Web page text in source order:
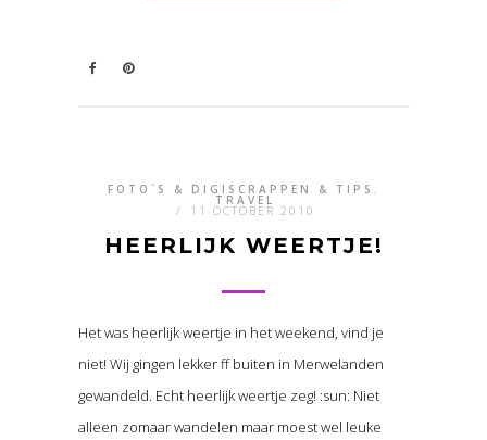
FOTO`S & DIGISCRAPPEN & TIPS ,
TRAVEL
/ 11 OCTOBER 2010
HEERLIJK WEERTJE!
Het was heerlijk weertje in het weekend, vind je
niet! Wij gingen lekker ff buiten in Merwelanden
gewandeld. Echt heerlijk weertje zeg! :sun: Niet
alleen zomaar wandelen maar moest wel leuke